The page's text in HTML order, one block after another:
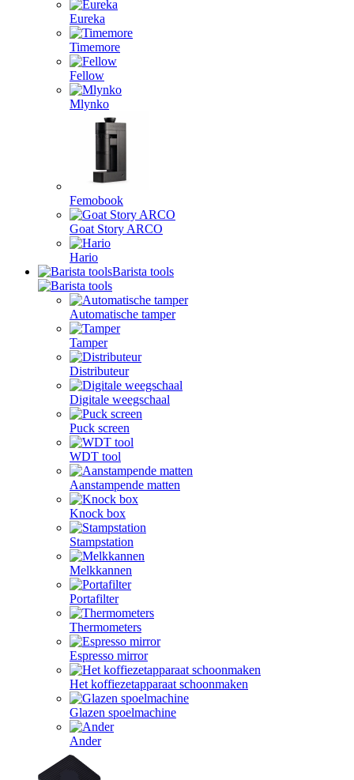
Eureka
Timemore
Fellow
Mlynko
Femobook
Goat Story ARCO
Hario
Barista tools
Automatische tamper
Tamper
Distributeur
Digitale weegschaal
Puck screen
WDT tool
Aanstampende matten
Knock box
Stampstation
Melkkannen
Portafilter
Thermometers
Espresso mirror
Het koffiezetapparaat schoonmaken
Glazen spoelmachine
Ander